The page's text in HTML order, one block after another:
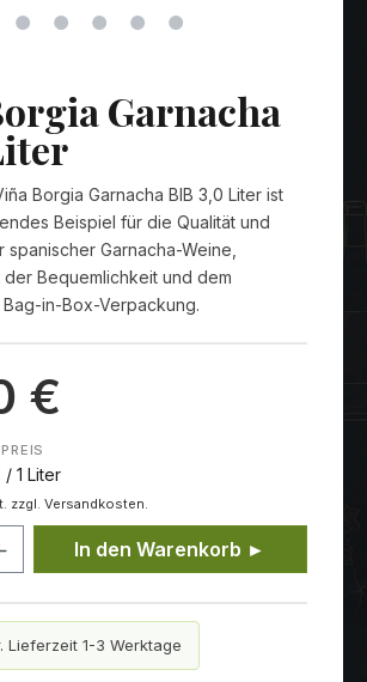
Garnacha
Borgia Garnacha BIB 3,0 Liter ist
Beispiel für die Qualität und
spanischer Garnacha-Weine,
der Bequemlichkeit und dem
in-Box-Verpackung.
€
1 Liter
zzgl. Versandkosten.
Anzahl: Gib den
In den Warenkorb ►
Lieferzeit 1-3 Werktage